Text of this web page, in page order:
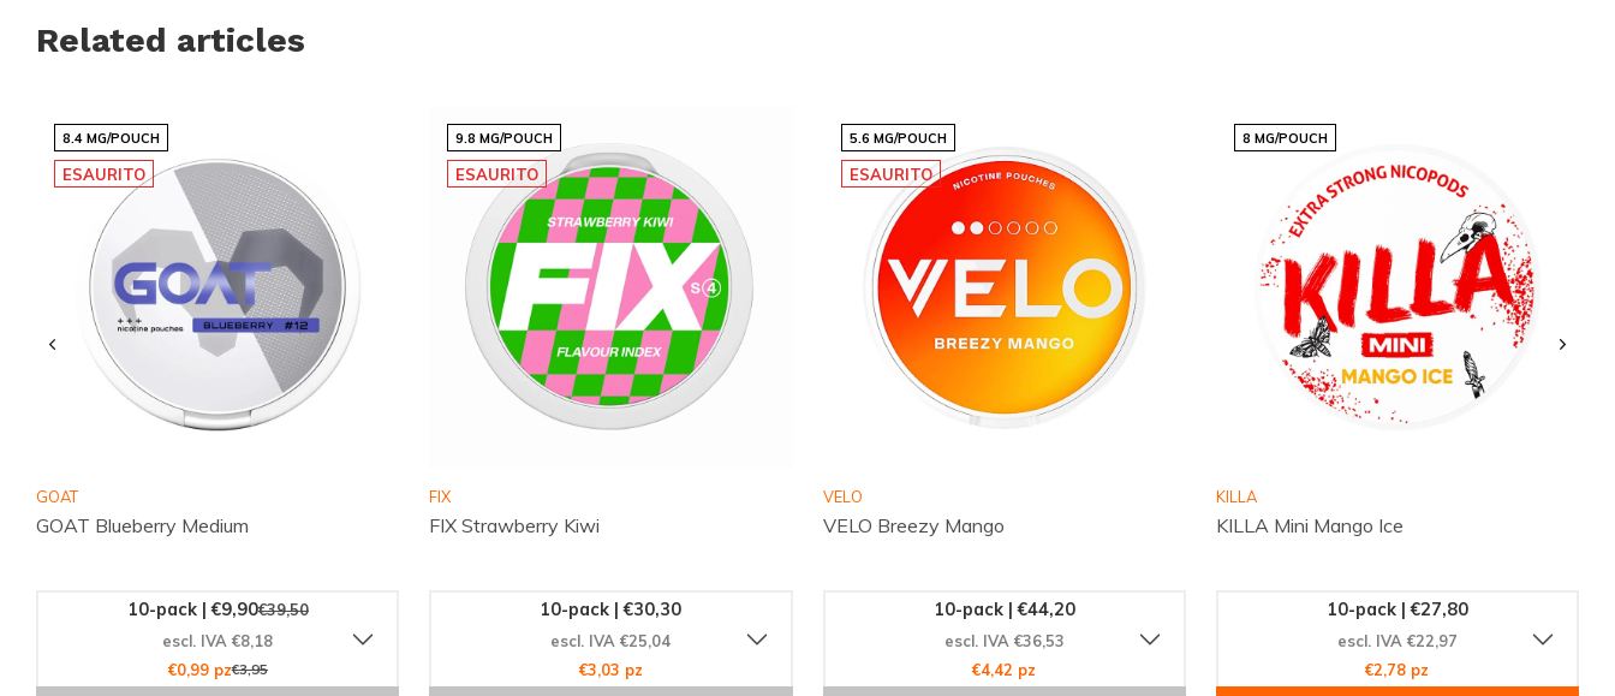
Non perdere l'opportunità di provare il R4VE - Juicy Apple Medium
garanzia di qualità e spedizione globale efficiente, puoi essere sicuro di ricevere il tuo
ordine in modo rapido e sicuro. Unisciti alla comunità globale di clienti soddisfatti che
scelgono Snussie.com per le loro esigenze di nicotina. Acquista orae scopri il gusto
irresistibile e la qualità superiore di R4VE!
Related articles
8.4 MG/POUCH
ESAURITO
GOAT
GOAT Blueberry Medium
10-pack | €9,90€39,50
escl. IVA €8,18
€0,99 pz€3,95
9.8 MG/POUCH
ESAURITO
FIX
FIX Strawberry Kiwi
10-pack | €30,30
escl. IVA €25,04
€3,03 pz
5.6 MG/POUCH
ESAURITO
VELO
VELO Breezy Mango
10-pack | €44,20
escl. IVA €36,53
€4,42 pz
8 MG/POUCH
KILLA
KILLA Mini Mango Ice
10-pack | €27,80
escl. IVA €22,97
€2,78 pz